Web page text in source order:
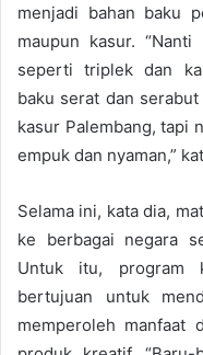
menjadi bahan baku
maupun kasur.
seperti triplek dan
baku serat dan
kasur Palembang, tapi
empuk dan nyaman,”
Selama ini, kata dia,
ke berbagai negara
Untuk itu, program
bertujuan untuk
memperoleh manfaat